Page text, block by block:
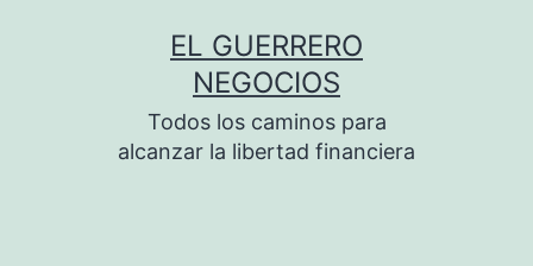
EL GUERRERO
NEGOCIOS
Todos los caminos para
alcanzar la libertad financiera